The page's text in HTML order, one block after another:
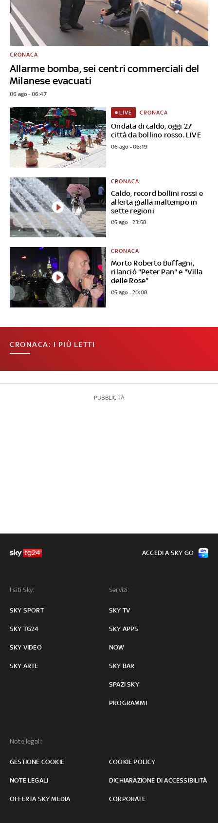
Allarme bomba, sei centri commerciali del
Milanese evacuati
CRONACA
06 ago - 06:47
Ondata di caldo, oggi 27
città da bollino rosso. LIVE
LIVE CRONACA
06 ago - 06:19
Caldo, record bollini rossi e
allerta gialla maltempo in
sette regioni
CRONACA
05 ago - 23:58
Morto Roberto Buffagni,
rilanciò "Peter Pan" e "Villa
delle Rose"
CRONACA
05 ago - 20:08
CRONACA: I PIÙ LETTI
PUBBLICITÀ
I siti Sky:
SKY SPORT
SKY TG24
SKY VIDEO
SKY ARTE
Servizi:
SKY TV
SKY APPS
NOW
SKY BAR
SPAZI SKY
PROGRAMMI
Note legali:
GESTIONE COOKIE COOKIE POLICY
NOTE LEGALI DICHIARAZIONE DI ACCESSIBILITÀ
OFFERTA SKY MEDIA CORPORATE
ACCEDI A SKY GO